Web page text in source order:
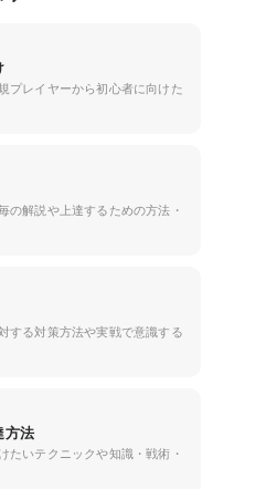
プレイヤーから初心者に向けた
の解説や上達するための方法・
する対策方法や実戦で意識する
方法
たいテクニックや知識・戦術・